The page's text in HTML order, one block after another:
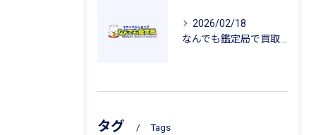
2026/02/18
タグ Tags